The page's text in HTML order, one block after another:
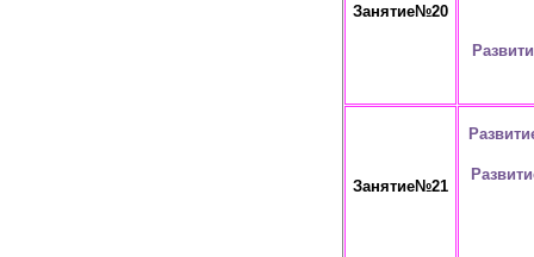
Занятие№20
Занятие№21